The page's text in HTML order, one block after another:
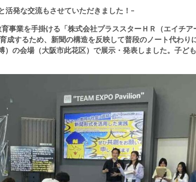
発な交流もさせていただきました！−
事業を手掛ける「株式会社プラススターＨＲ（エイチ
成するため、新聞の構造を反映して普段のノート代わ
の会場（大阪市此花区）で展示・発表しました。子ど